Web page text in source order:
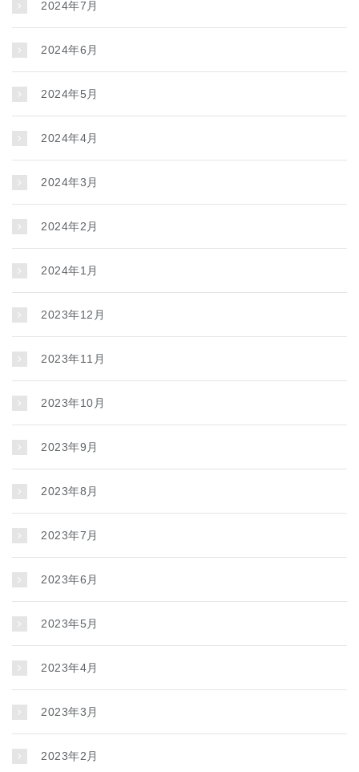
2024年7月
2024年6月
2024年5月
2024年4月
2024年3月
2024年2月
2024年1月
2023年12月
2023年11月
2023年10月
2023年9月
2023年8月
2023年7月
2023年6月
2023年5月
2023年4月
2023年3月
2023年2月